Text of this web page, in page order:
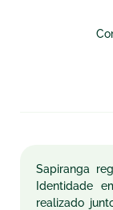
Sapiranga
Identidade
realizado